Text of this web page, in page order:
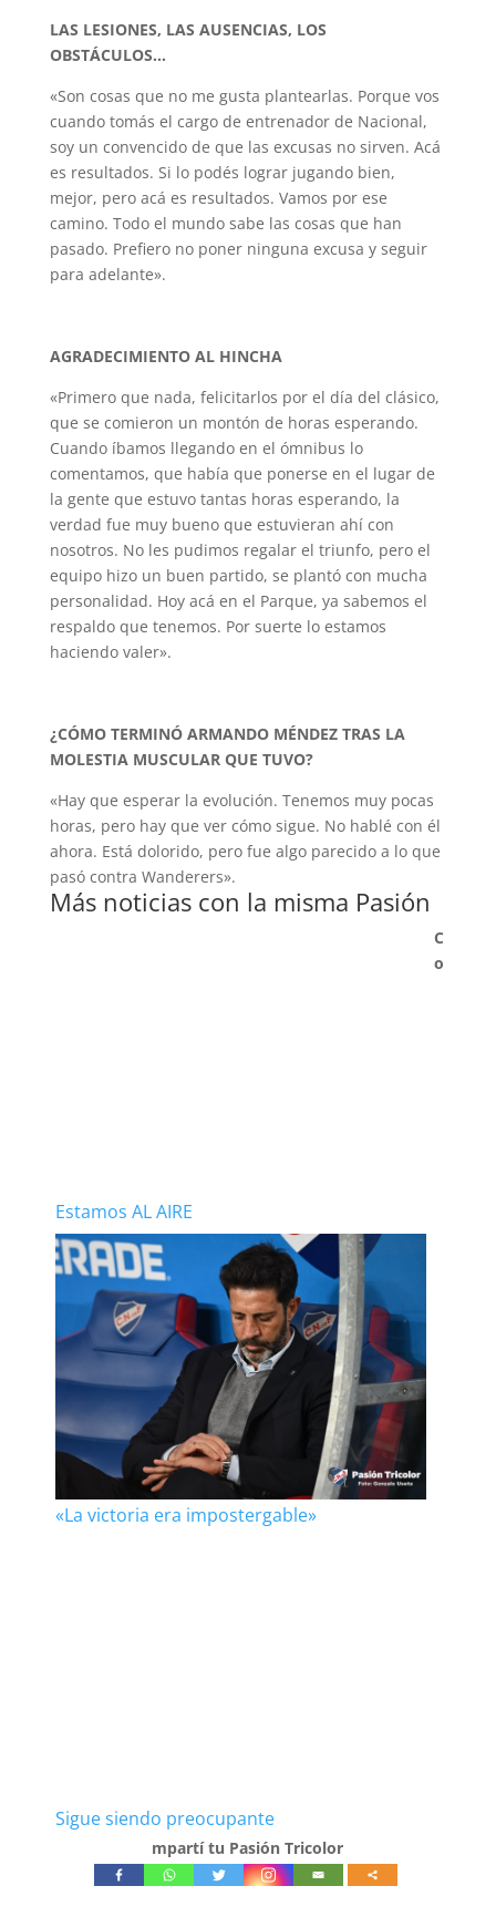
LAS LESIONES, LAS AUSENCIAS, LOS
OBSTÁCULOS…
«Son cosas que no me gusta plantearlas. Porque vos
cuando tomás el cargo de entrenador de Nacional,
soy un convencido de que las excusas no sirven. Acá
es resultados. Si lo podés lograr jugando bien,
mejor, pero acá es resultados. Vamos por ese
camino. Todo el mundo sabe las cosas que han
pasado. Prefiero no poner ninguna excusa y seguir
para adelante».
AGRADECIMIENTO AL HINCHA
«Primero que nada, felicitarlos por el día del clásico,
que se comieron un montón de horas esperando.
Cuando íbamos llegando en el ómnibus lo
comentamos, que había que ponerse en el lugar de
la gente que estuvo tantas horas esperando, la
verdad fue muy bueno que estuvieran ahí con
nosotros. No les pudimos regalar el triunfo, pero el
equipo hizo un buen partido, se plantó con mucha
personalidad. Hoy acá en el Parque, ya sabemos el
respaldo que tenemos. Por suerte lo estamos
haciendo valer».
¿CÓMO TERMINÓ ARMANDO MÉNDEZ TRAS LA
MOLESTIA MUSCULAR QUE TUVO?
«Hay que esperar la evolución. Tenemos muy pocas
horas, pero hay que ver cómo sigue. No hablé con él
ahora. Está dolorido, pero fue algo parecido a lo que
pasó contra Wanderers».
Más noticias con la misma Pasión
Estamos AL AIRE
«La victoria era impostergable»
Sigue siendo preocupante
C
o
mpartí tu Pasión Tricolor